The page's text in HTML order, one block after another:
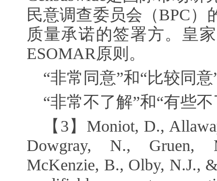
民意调查委员会（BPC）
质量承诺的签署方。皇
ESOMAR原则。
“非常同意”和“比较同
“非常不了解”和“有些
【3】Moniot, D.,
Dowgray, N., Gruen,
McKenzie, B., Olby, N.J.,